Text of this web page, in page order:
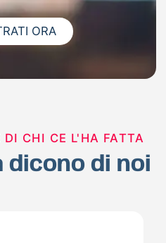
ORA
CHI CE L'HA FATTA
di noi